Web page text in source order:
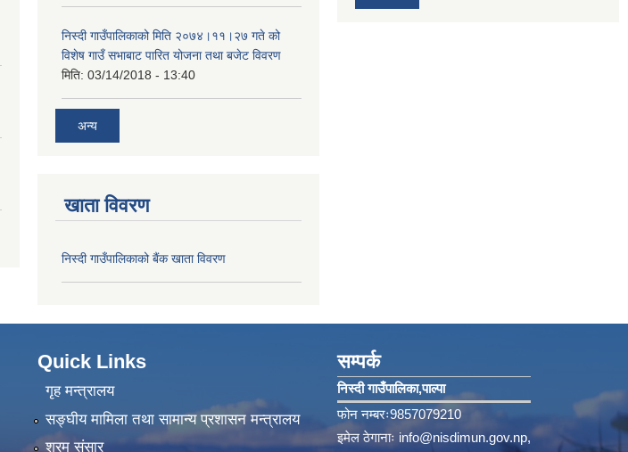
निस्दी गाउँपालिकाको मिति २०७४।११।२७ गते को
विशेष गाउँ सभाबाट पारित योजना तथा बजेट विवरण
मिति: 03/14/2018 - 13:40
अन्य
खाता विवरण
निस्दी गाउँपालिकाको बैंक खाता विवरण
Quick Links
गृह मन्त्रालय
सङ्‍घीय मामिला तथा सामान्य प्रशासन मन्त्रालय
श्रम संसार
सम्पर्क
निस्दी गाउँपालिका‚पाल्पा
फोन नम्बरः9857079210
इमेल ठेगानाः info@nisdimun.gov.np,